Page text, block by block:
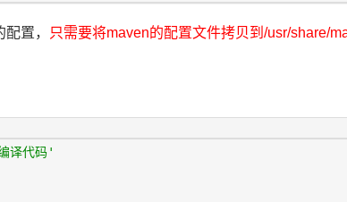
置， 只需要将maven的配置文件拷贝到/usr/share/
译代码'